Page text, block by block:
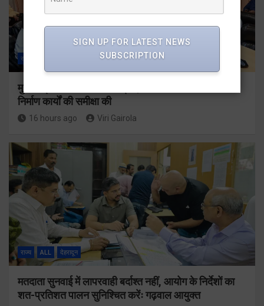
राज्य
मुख्यमंत्री धामी ने उत्तराखंड क्रीड़ा विश्वविद्यालय गौलापार के
निर्माण कार्यों की समीक्षा की
16 hours ago Viri Gairola
राज्य ALL देहरादून
मतदाता सुनवाई में लापरवाही बर्दाश्त नहीं, आयोग के निर्देशों का
शत-प्रतिशत पालन सुनिश्चित करेंः गढ़वाल आयुक्त
SIGN UP FOR LATEST NEWS
SUBSCRIPTION